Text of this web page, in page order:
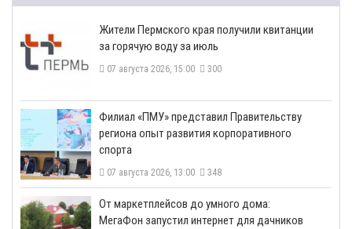
​Жители Пермского края получили квитанции
за горячую воду за июль
07 августа 2026, 15:00 300
​Филиал «ПМУ» представил Правительству
региона опыт развития корпоративного
спорта
07 августа 2026, 13:00 348
От маркетплейсов до умного дома:
МегаФон запустил интернет для дачников